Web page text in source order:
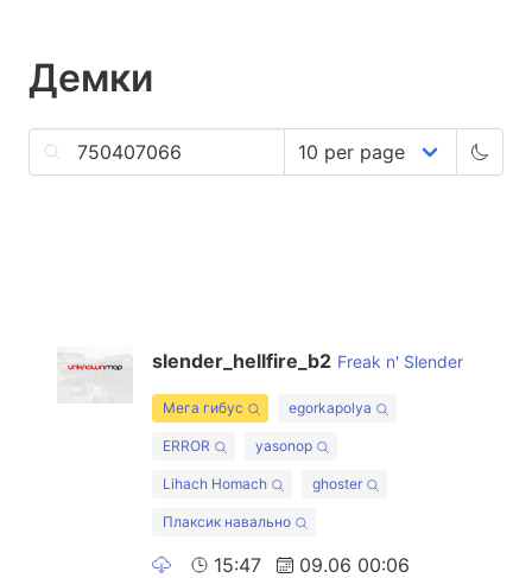
Демки
slender_hellfire_b2 Freak n' Slender
Мега гибус egorkapolya
ERROR yasonop
Lihach Homach ghoster
Плаксик навально
15:47 09.06 00:06